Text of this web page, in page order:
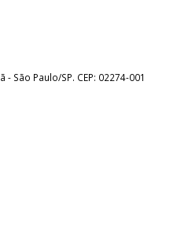
- São Paulo/SP. CEP: 02274-001